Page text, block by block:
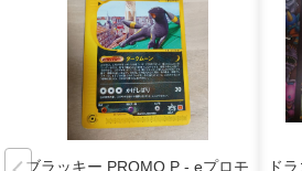
ブラッキー PROMO P - eプロモ
ド